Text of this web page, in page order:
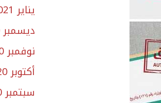
يناير 2021
ديسمبر 2020
نوفمبر 2020
أكتوبر 2020
سبتمبر 2020